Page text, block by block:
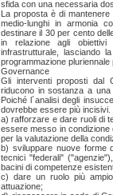
sfida con una necessaria
La proposta è di
medio-lunghi in armonia
destinare il 30 per cento
in relazione agli obiettivi
infrastrutturale, lasciando
programmazione
Governance
Gli interventi proposti dal
riducono in sostanza a una
Poiché l´analisi degli
dovrebbe essere più
a) rafforzare e dare ruoli di
essere messo in condizione
per la valutazione della
b) sviluppare nuove forme
tecnici "federali"
bacini di competenze
c) dare un ruolo più
attuazione;